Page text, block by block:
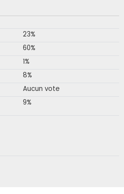
23%
60%
1%
8%
Aucun vote
9%